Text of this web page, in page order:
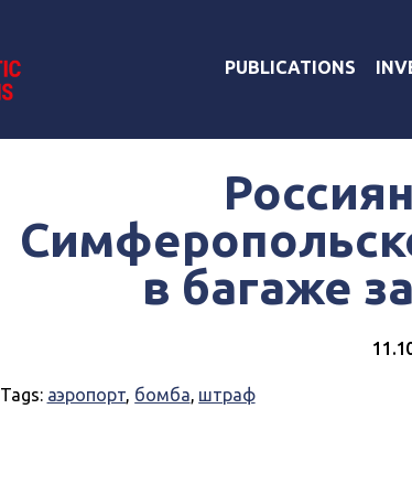
PUBLICATIONS
в багаже
Tags: аэропорт, бомба, штраф